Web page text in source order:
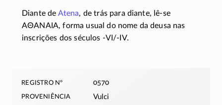
Diante de Atena, de trás para diante, lê-se
ΑΘΑΝΑΙΑ, forma usual do nome da deusa nas
inscrições dos séculos -VI/-IV.
registro nº 0570
proveniência Vulci